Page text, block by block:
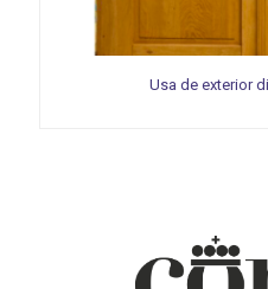
Usa de exterior